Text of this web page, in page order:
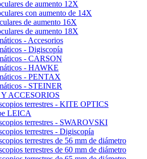
de aumento 12X
con aumento de 14X
de aumento 16X
de aumento 18X
- Accesorios
- Digiscopía
- CARSON
- HAWKE
- PENTAX
- STEINER
ACCESORIOS
terrestres - KITE OPTICS
LEICA
terrestres - SWAROVSKI
terrestres - Digiscopía
terrestres de 56 mm de diámetro
terrestres de 60 mm de diámetro